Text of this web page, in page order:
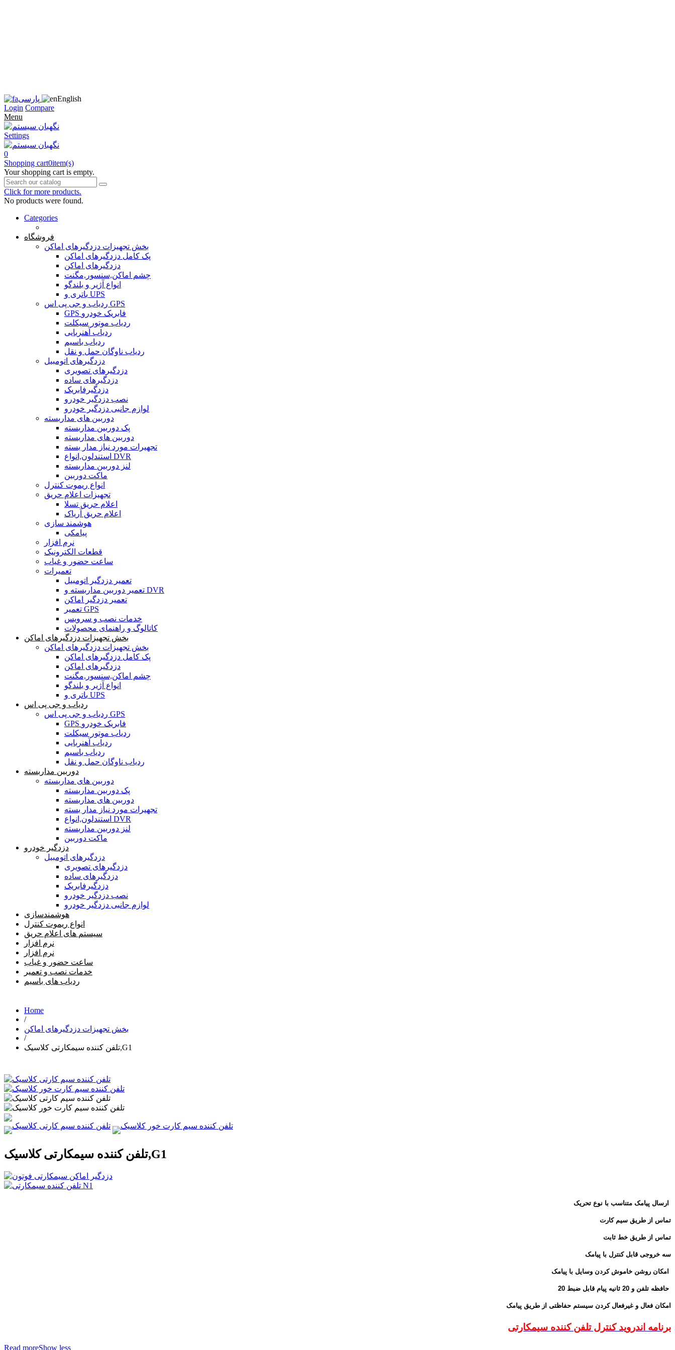
پارسی
English
Login Compare
Menu
Settings
0
Shopping cart0item(s)
Your shopping cart is empty.
Click for more products.
No products were found.
Categories
فروشگاه
بخش تجهیزات دزدگیرهای اماکن
پک کامل دزدگیرهای اماکن
دزدگیرهای اماکن
چشم اماکن,سنسور,مگنت
انواع آژیر و بلندگو
باتری و UPS
ردیاب و جی پی اس GPS
GPS فابریک خودرو
ردیاب موتور سیکلت
ردیاب آهنربایی
ردیاب باسیم
ردیاب ناوگان حمل و نقل
دزدگیرهای اتومبیل
دزدگیرهای تصویری
دزدگیرهای ساده
دزدگیرفابریک
نصب دزدگیر خودرو
لوازم جانبی دزدگیر خودرو
دوربین های مداربسته
پک دوربین مداربسته
دوربین های مداربسته
تجهیرات مورد نیاز مدار بسته
استندلون,انواع DVR
لنز دوربین مداربسته
ماکت دوربین
انواع ریموت کنترل
تجهیزات اعلام حریق
اعلام حریق تسلا
اعلام حریق آریاک
هوشمند سازی
پیامکی
نرم افزار
قطعات الکترونیک
ساعت حضور و غیاب
تعمیرات
تعمیر دزدگیر اتومبیل
تعمیر دوربین مداربسته و DVR
تعمیر دزدگیر اماکن
تعمیر GPS
خدمات نصب و سرویس
کاتالوگ و راهنمای محصولات
بخش تجهیزات دزدگیرهای اماکن
بخش تجهیزات دزدگیرهای اماکن
پک کامل دزدگیرهای اماکن
دزدگیرهای اماکن
چشم اماکن,سنسور,مگنت
انواع آژیر و بلندگو
باتری و UPS
ردیاب و جی پی اس
ردیاب و جی پی اس GPS
GPS فابریک خودرو
ردیاب موتور سیکلت
ردیاب آهنربایی
ردیاب باسیم
ردیاب ناوگان حمل و نقل
دوربین مداربسته
دوربین های مداربسته
پک دوربین مداربسته
دوربین های مداربسته
تجهیرات مورد نیاز مدار بسته
استندلون,انواع DVR
لنز دوربین مداربسته
ماکت دوربین
دزدگیر خودرو
دزدگیرهای اتومبیل
دزدگیرهای تصویری
دزدگیرهای ساده
دزدگیرفابریک
نصب دزدگیر خودرو
لوازم جانبی دزدگیر خودرو
هوشمندسازی
انواع ریموت کنترل
سیستم های اعلام حریق
نرم افزار
نرم افزار
ساعت حضور و غیاب
خدمات نصب و تعمیر
ردیاب های باسیم
Home
/
بخش تجهیزات دزدگیرهای اماکن
/
تلفن کننده سیمکارتی کلاسیک,G1
تلفن کننده سیمکارتی کلاسیک,G1
تماس از طریق سیم کارت
تماس از طریق خط ثابت
سه خروجی قابل کنترل با پیامک
امکان فعال و غیرفعال کردن سیستم حفاظتی از طریق پیامک
برنامه اندروید کنترل تلفن کننده سیمکارتی
Read moreShow less